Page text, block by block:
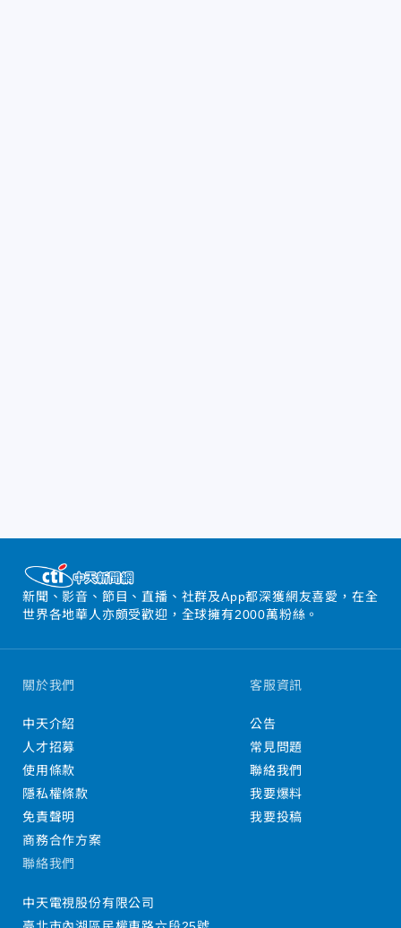
新聞、影音、節目、直播、社群及App都深獲網友喜愛，在全
世界各地華人亦頗受歡迎，全球擁有2000萬粉絲。
關於我們
中天介紹
人才招募
使用條款
隱私權條款
免責聲明
商務合作方案
客服資訊
公告
常見問題
聯絡我們
我要爆料
我要投稿
聯絡我們
中天電視股份有限公司